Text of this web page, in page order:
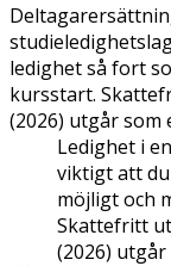
ledighet så fort
kursstart.
(2026) utgår som
Ledighet i
viktigt att
möjligt och
Skattefritt
(2026)